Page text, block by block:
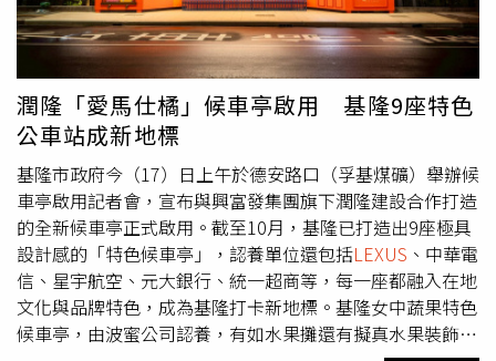
「未來方舟」的新場館，總面積12.83萬平方公尺，約四個
足球場大，規劃為「你好，世界」、「美好生活」、「智慧
產業」及「宇宙探源」等四大展廳，共950項互動及創新設
施。「暑假天天客滿，一天接待20,000人次。」館方員工建
議，到訪前先上小程式預約。「科技館裡的科技含量，全中
國第一，走一趟要20,000步，九百多個項目一天逛不完！」
在光明區設化工廠30多年的台商盧政群告訴記者，「五年前
來了，（光明區）完全不是這個樣子。」他解釋，光明區
2018年升格為行政區，隔年被規劃為十大科技城之一，原
有的農場搬移位置，接著大學進駐，大項目也陸續展開。最
令這位台商訝異的速度與力度，則是國家級科技平台「深圳
灣實驗室」的建置。這個由中央與地方全力支持的實驗基
地，以生命信息及生物醫藥為主，由知名的中國結構生物學
潤隆「愛馬仕橘」候車亭啟用 基隆9座特色
公車站成新地標
基隆市政府今（17）日上午於德安路口（孚基煤礦）舉辦候
車亭啟用記者會，宣布與興富發集團旗下潤隆建設合作打造
的全新候車亭正式啟用。截至10月，基隆已打造出9座極具
設計感的「特色候車亭」，認養單位還包括LEXUS 、中華電
信、星宇航空、元大銀行、統一超商等，每一座都融入在地
文化與品牌特色，成為基隆打卡新地標。基隆女中蔬果特色
候車亭，由波蜜公司認養，有如水果攤還有擬真水果裝飾。